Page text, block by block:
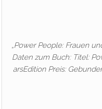
„Power People: Frauen
Daten zum Buch: Titel:
arsEdition Preis: